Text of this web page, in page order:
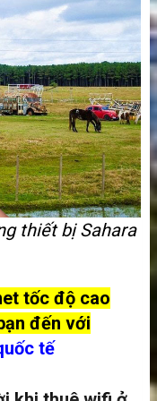
thiết bị Sahara
tốc độ cao
đến với
tế